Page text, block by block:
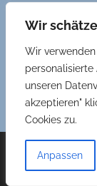
Wir
Wir verwenden
personalisierte
unseren
akzeptieren"
Cookies zu.
Anpassen
Impressum